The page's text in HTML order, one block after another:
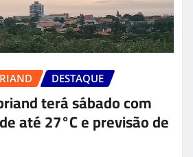
DESTAQUE
terá sábado com
até 27°C e previsão de